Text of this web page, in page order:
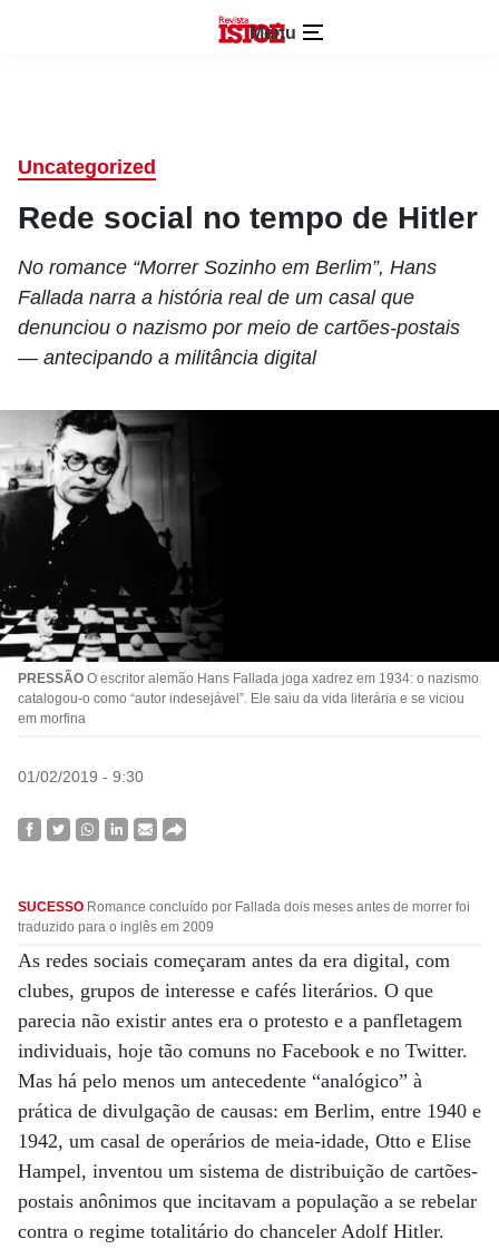
Menu
Uncategorized
Rede social no tempo de Hitler
No romance “Morrer Sozinho em Berlim”, Hans
Fallada narra a história real de um casal que
denunciou o nazismo por meio de cartões-postais
— antecipando a militância digital
PRESSÃO O escritor alemão Hans Fallada joga xadrez em 1934: o nazismo
catalogou-o como “autor indesejável”. Ele saiu da vida literária e se viciou
em morfina
01/02/2019 - 9:30
SUCESSO Romance concluído por Fallada dois meses antes de morrer foi
traduzido para o inglês em 2009
As redes sociais começaram antes da era digital, com
clubes, grupos de interesse e cafés literários. O que
parecia não existir antes era o protesto e a panfletagem
individuais, hoje tão comuns no Facebook e no Twitter.
Mas há pelo menos um antecedente “analógico” à
prática de divulgação de causas: em Berlim, entre 1940 e
1942, um casal de operários de meia-idade, Otto e Elise
Hampel, inventou um sistema de distribuição de cartões-
postais anônimos que incitavam a população a se rebelar
contra o regime totalitário do chanceler Adolf Hitler.